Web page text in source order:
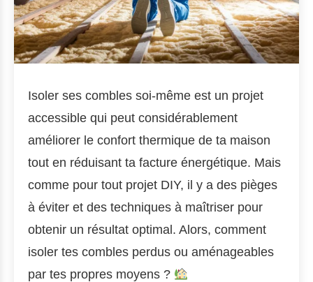
Isoler ses combles soi-même est un projet
accessible qui peut considérablement
améliorer le confort thermique de ta maison
tout en réduisant ta facture énergétique. Mais
comme pour tout projet DIY, il y a des pièges
à éviter et des techniques à maîtriser pour
obtenir un résultat optimal. Alors, comment
isoler tes combles perdus ou aménageables
par tes propres moyens ?